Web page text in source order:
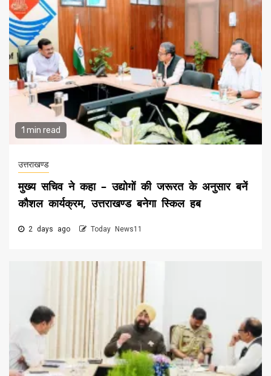
1 min read
उत्तराखण्ड
मुख्य सचिव ने कहा – उद्योगों की जरूरत के अनुसार बनें
कौशल कार्यक्रम, उत्तराखण्ड बनेगा स्किल हब
2 days ago Today News11